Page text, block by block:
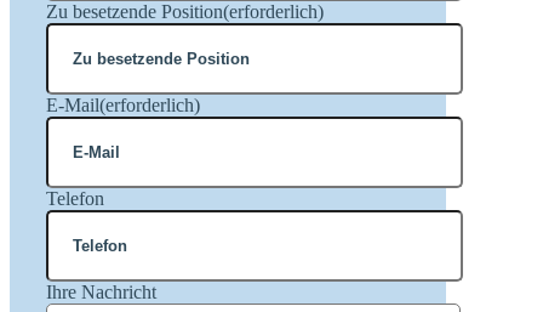
Zu besetzende Position(erforderlich)
E-Mail(erforderlich)
Telefon
Ihre Nachricht